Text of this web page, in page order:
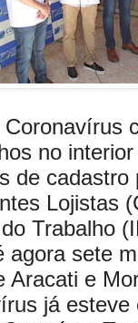
no
de cadastro
Lojistas
Trabalho
agora sete
Aracati e
já